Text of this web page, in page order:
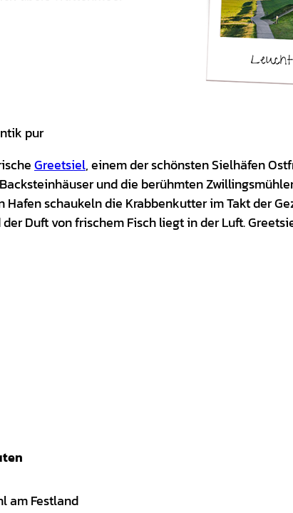
pur
Greetsiel, einem der schönsten Sielhäfen
und die berühmten
Hafen schaukeln die Krabbenkutter im Takt der
Duft von frischem Fisch liegt in der Luft.
am Festland